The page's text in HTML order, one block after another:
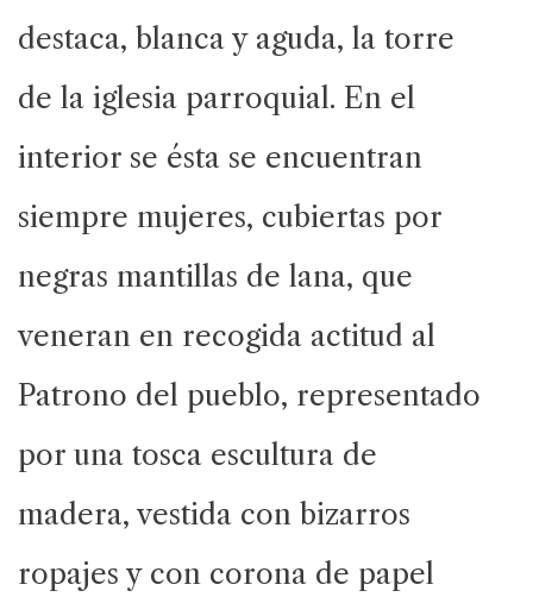
destaca, blanca y aguda, la torre
de la iglesia parroquial. En el
interior se ésta se encuentran
siempre mujeres, cubiertas por
negras mantillas de lana, que
veneran en recogida actitud al
Patrono del pueblo, representado
por una tosca escultura de
madera, vestida con bizarros
ropajes y con corona de papel